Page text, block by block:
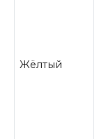
Жёлтый